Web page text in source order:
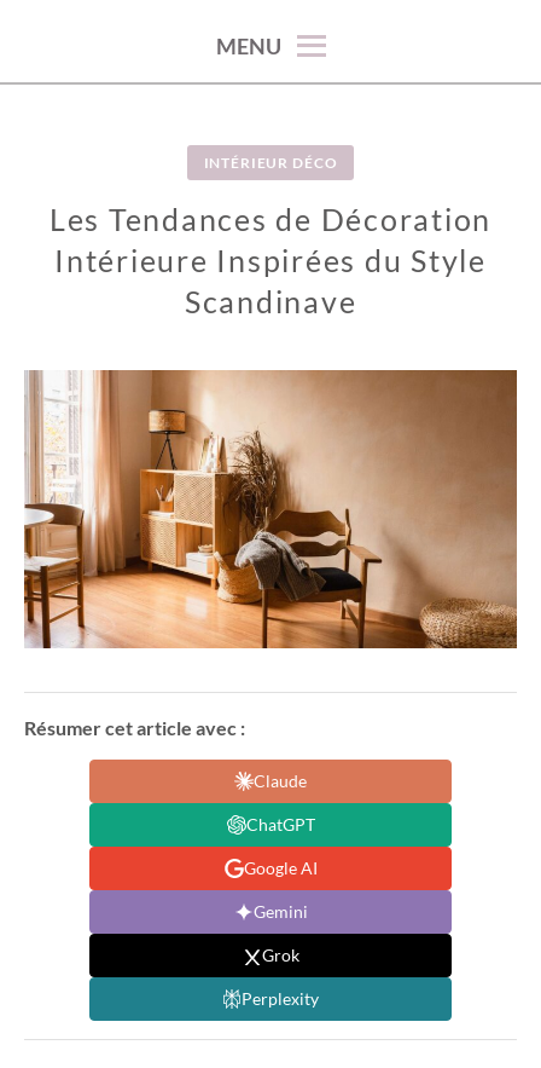
MENU
INTÉRIEUR DÉCO
Les Tendances de Décoration
Intérieure Inspirées du Style
Scandinave
Résumer cet article avec :
Claude
ChatGPT
Google AI
Gemini
Grok
Perplexity